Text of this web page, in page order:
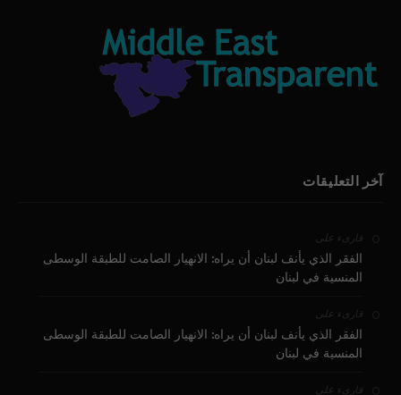
آخر التعليقات
قارىء على
الفقر الذي يأنف لبنان أن يراه: الانهيار الصامت للطبقة الوسطى
المنسية في لبنان
قارىء على
الفقر الذي يأنف لبنان أن يراه: الانهيار الصامت للطبقة الوسطى
المنسية في لبنان
قارىء على